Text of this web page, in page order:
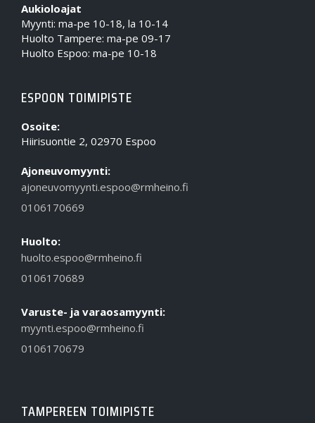
Aukioloajat
Myynti: ma-pe 10-18, la 10-14
Huolto Tampere: ma-pe 09-17
Huolto Espoo: ma-pe 10-18
ESPOON TOIMIPISTE
Osoite:
Hiirisuontie 2, 02970 Espoo
Ajoneuvomyynti:
ajoneuvomyynti.espoo@rmheino.fi
0106170669
Huolto:
huolto.espoo@rmheino.fi
0106170689
Varuste- ja varaosamyynti:
myynti.espoo@rmheino.fi
0106170679
TAMPEREEN TOIMIPISTE